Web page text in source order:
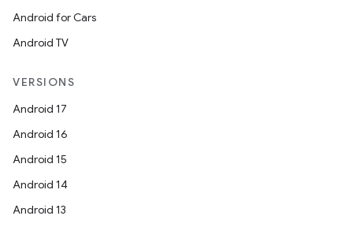
Android for Cars
Android TV
VERSIONS
Android 17
Android 16
Android 15
Android 14
Android 13